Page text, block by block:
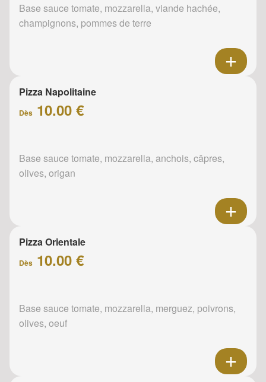
Base sauce tomate, mozzarella, viande hachée,
champignons, pommes de terre
Pizza Napolitaine
Dès 10.00 €
Base sauce tomate, mozzarella, anchois, câpres,
olives, origan
Pizza Orientale
Dès 10.00 €
Base sauce tomate, mozzarella, merguez, poivrons,
olives, oeuf